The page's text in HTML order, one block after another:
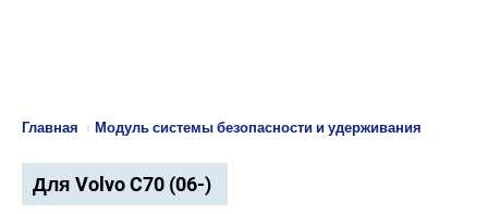
Главная › Модуль системы безопасности и удерживания
Для Volvo C70 (06-)